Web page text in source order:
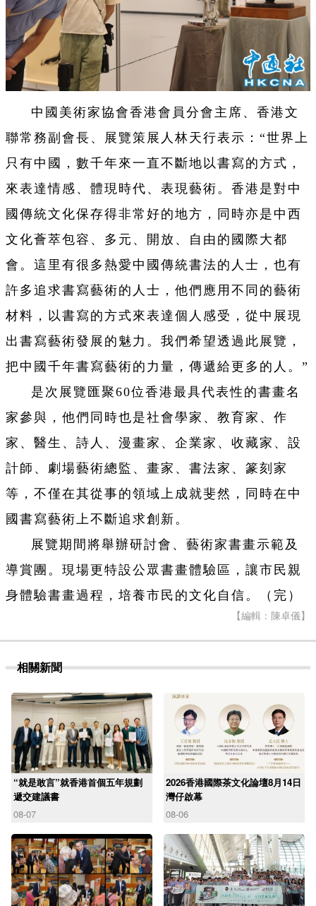
中國美術家協會香港會員分會主席、香港文
聯常務副會長、展覽策展人林天行表示：“世界上
只有中國，數千年來一直不斷地以書寫的方式，
來表達情感、體現時代、表現藝術。香港是對中
國傳統文化保存得非常好的地方，同時亦是中西
文化薈萃包容、多元、開放、自由的國際大都
會。這里有很多熱愛中國傳統書法的人士，也有
許多追求書寫藝術的人士，他們應用不同的藝術
材料，以書寫的方式來表達個人感受，從中展現
出書寫藝術發展的魅力。我們希望透過此展覽，
把中國千年書寫藝術的力量，傳遞給更多的人。”
是次展覽匯聚60位香港最具代表性的書畫名
家參與，他們同時也是社會學家、教育家、作
家、醫生、詩人、漫畫家、企業家、收藏家、設
計師、劇場藝術總監、畫家、書法家、篆刻家
等，不僅在其從事的領域上成就斐然，同時在中
國書寫藝術上不斷追求創新。
展覽期間將舉辦研討會、藝術家書畫示範及
導賞團。現場更特設公眾書畫體驗區，讓市民親
身體驗書畫過程，培養市民的文化自信。（完）
【編輯：陳卓儀】
相關新聞
“就是敢言”就香港首個五年規劃
遞交建議書
08-07
2026香港國際茶文化論壇8月14日
灣仔啟幕
08-06